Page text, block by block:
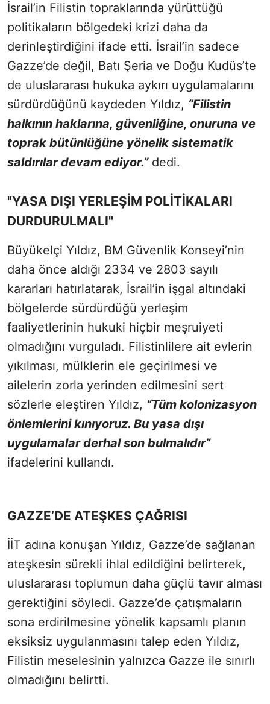
İsrail’in Filistin topraklarında yürüttüğü
politikaların bölgedeki krizi daha da
derinleştirdiğini ifade etti. İsrail’in sadece
Gazze’de değil, Batı Şeria ve Doğu Kudüs’te
de uluslararası hukuka aykırı uygulamalarını
sürdürdüğünü kaydeden Yıldız, “Filistin
halkının haklarına, güvenliğine, onuruna ve
toprak bütünlüğüne yönelik sistematik
saldırılar devam ediyor.”dedi.
"YASA DIŞI YERLEŞİM POLİTİKALARI
DURDURULMALI"
Büyükelçi Yıldız, BM Güvenlik Konseyi’nin
daha önce aldığı 2334 ve 2803 sayılı
kararları hatırlatarak, İsrail’in işgal altındaki
bölgelerde sürdürdüğü yerleşim
faaliyetlerinin hukuki hiçbir meşruiyeti
olmadığını vurguladı. Filistinlilere ait evlerin
yıkılması, mülklerin ele geçirilmesi ve
ailelerin zorla yerinden edilmesini sert
sözlerle eleştiren Yıldız, “Tüm kolonizasyon
önlemlerini kınıyoruz. Bu yasa dışı
uygulamalar derhal son bulmalıdır”
ifadelerini kullandı.
GAZZE’DE ATEŞKES ÇAĞRISI
İİT adına konuşan Yıldız, Gazze’de sağlanan
ateşkesin sürekli ihlal edildiğini belirterek,
uluslararası toplumun daha güçlü tavır alması
gerektiğini söyledi. Gazze’de çatışmaların
sona erdirilmesine yönelik kapsamlı planın
eksiksiz uygulanmasını talep eden Yıldız,
Filistin meselesinin yalnızca Gazze ile sınırlı
olmadığını belirtti.